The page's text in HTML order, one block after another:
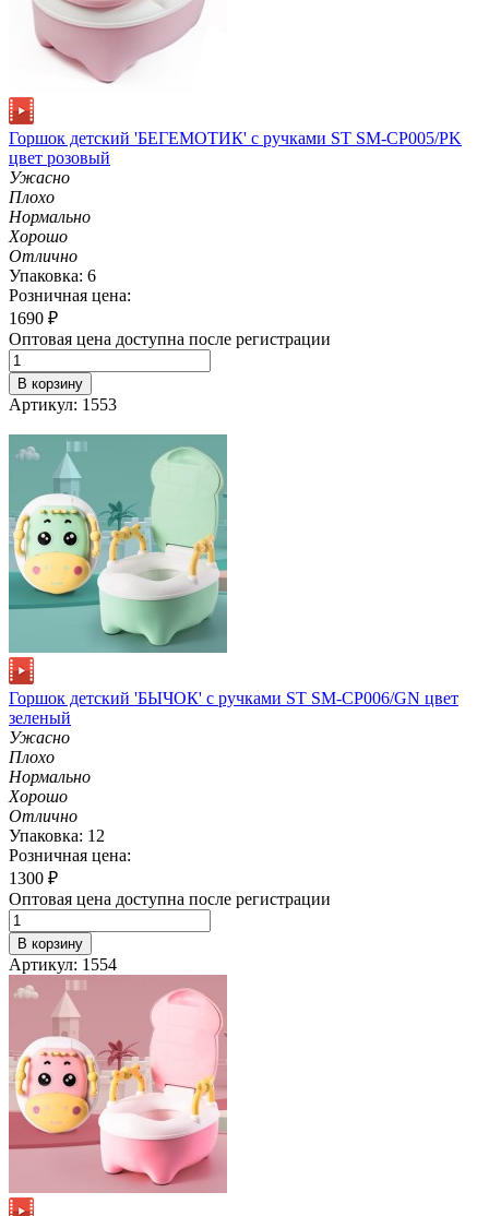
Горшок детский 'БЕГЕМОТИК' с ручками ST SM-CP005/PK
цвет розовый
Ужасно
Плохо
Нормально
Хорошо
Отлично
Упаковка: 6
Розничная цена:
1690 ₽
Оптовая цена доступна после регистрации
В корзину
Артикул: 1553
Горшок детский 'БЫЧОК' с ручками ST SM-CP006/GN цвет
зеленый
Ужасно
Плохо
Нормально
Хорошо
Отлично
Упаковка: 12
Розничная цена:
1300 ₽
Оптовая цена доступна после регистрации
В корзину
Артикул: 1554